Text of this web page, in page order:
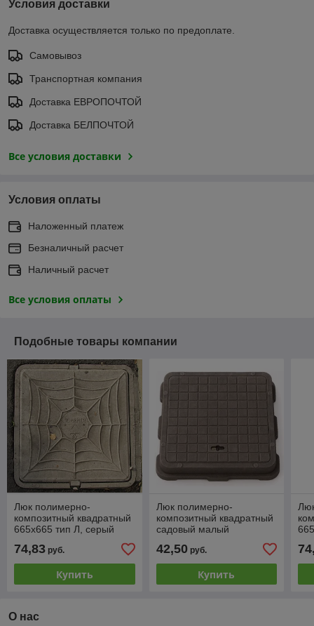
Условия доставки
Доставка осуществляется только по предоплате.
Самовывоз
Транспортная компания
Доставка ЕВРОПОЧТОЙ
Доставка БЕЛПОЧТОЙ
Все условия доставки
Условия оплаты
Наложенный платеж
Безналичный расчет
Наличный расчет
Все условия оплаты
Подобные товары компании
Люк полимерно-
композитный квадратный
665х665 тип Л, серый
74,83 руб.
Купить
Люк полимерно-
композитный квадратный
садовый малый
(А15)
42,50руб.
Купить
О нас